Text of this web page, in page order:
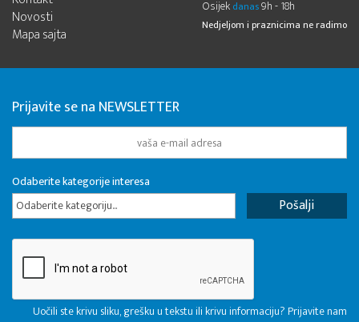
Novosti
Mapa sajta
Osijek danas9h - 18h
Nedjeljom i praznicima ne radimo
Prijavite se na NEWSLETTER
Odaberite kategorije interesa
Odaberite kategoriju...
Uočili ste krivu sliku, grešku u tekstu ili krivu informaciju? Prijavite nam